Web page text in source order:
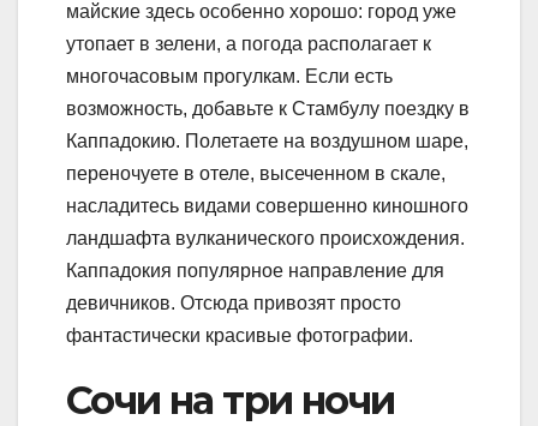
майские здесь особенно хорошо: город уже
утопает в зелени, а погода располагает к
многочасовым прогулкам. Если есть
возможность, добавьте к Стамбулу поездку в
Каппадокию. Полетаете на воздушном шаре,
переночуете в отеле, высеченном в скале,
насладитесь видами совершенно киношного
ландшафта вулканического происхождения.
Каппадокия популярное направление для
девичников. Отсюда привозят просто
фантастически красивые фотографии.
Сочи на три ночи